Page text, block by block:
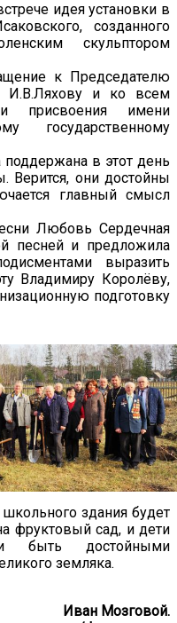
идея установки в
созданного
скульптором
к Председателю
И.В.Ляхову и ко всем
присвоения имени
государственному
в этот день
Верится, они достойны
главный смысл
Любовь Сердечная
песней и предложила
выразить
Владимиру Королёву,
подготовку
здания будет
фруктовый сад, и дети
быть достойными
земляка.
Иван Мозговой.